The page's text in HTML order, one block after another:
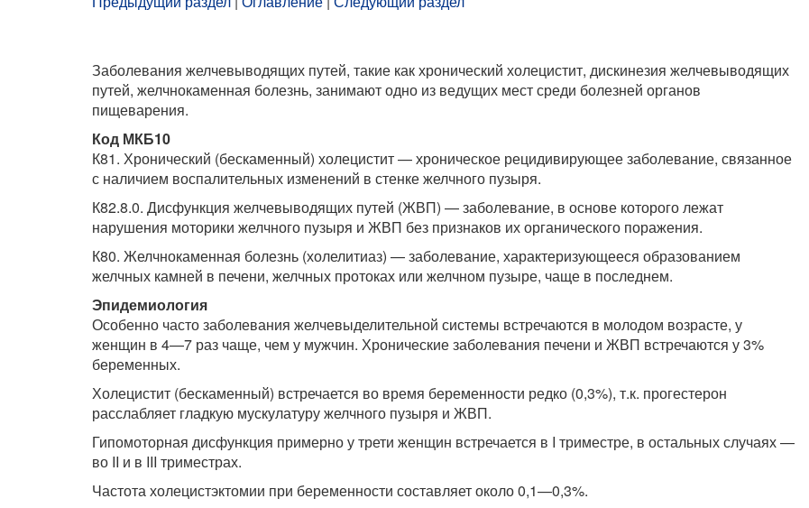
Заболевания желчевыводящих путей, такие как хронический холецистит, дискинезия желчевыводящих
путей, желчнокаменная болезнь, занимают одно из ведущих мест среди болезней органов
пищеварения.
Код МКБ10
К81. Хронический (бескаменный) холецистит — хроническое рецидивирующее заболевание, связанное
с наличием воспалительных изменений в стенке желчного пузыря.
К82.8.0. Дисфункция желчевыводящих путей (ЖВП) — заболевание, в основе которого лежат
нарушения моторики желчного пузыря и ЖВП без признаков их органического поражения.
К80. Желчнокаменная болезнь (холелитиаз) — заболевание, характеризующееся образованием
желчных камней в печени, желчных протоках или желчном пузыре, чаще в последнем.
Эпидемиология
Особенно часто заболевания желчевыделительной системы встречаются в молодом возрасте, у
женщин в 4—7 раз чаще, чем у мужчин. Хронические заболевания печени и ЖВП встречаются у 3%
беременных.
Холецистит (бескаменный) встречается во время беременности редко (0,3%), т.к. прогестерон
расслабляет гладкую мускулатуру желчного пузыря и ЖВП.
Гипомоторная дисфункция примерно у трети женщин встречается в I триместре, в остальных случаях —
во II и в III триместрах.
Частота холецистэктомии при беременности составляет около 0,1—0,3%.